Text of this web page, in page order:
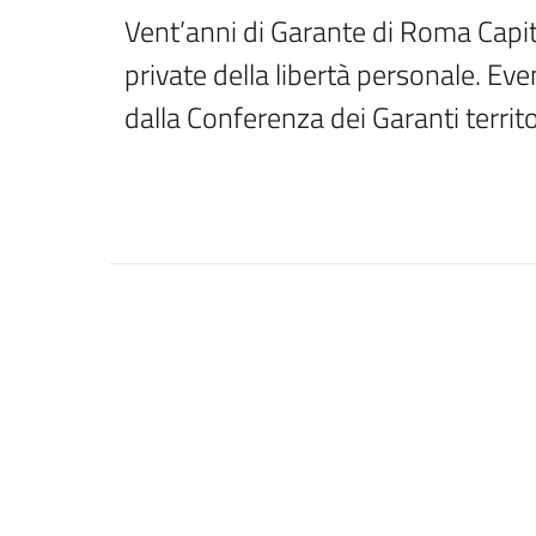
Vent’anni di Garante di Roma
private della libertà personale.
dalla Conferenza dei Garanti